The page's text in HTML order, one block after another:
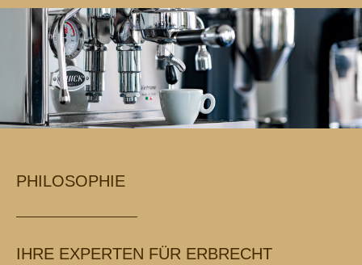
PHILOSOPHIE
IHRE EXPERTEN FÜR ERBRECHT